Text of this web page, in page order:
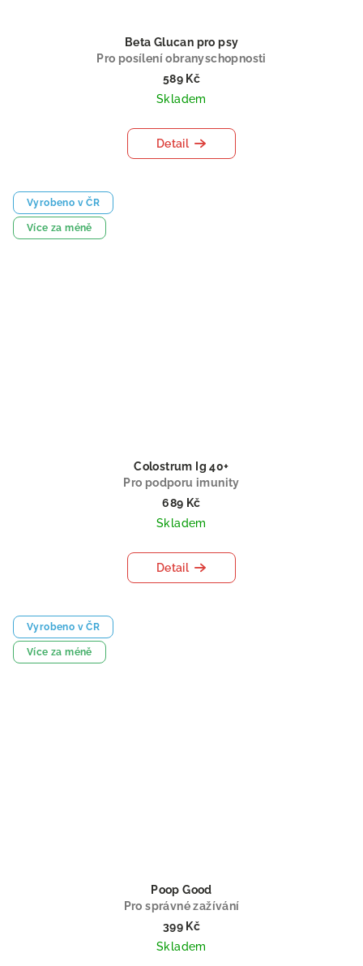
Beta Glucan pro psy
Pro posílení obranyschopnosti
589 Kč
Skladem
Detail
Vyrobeno v ČR
Více za méně
Colostrum Ig 40+
Pro podporu imunity
689 Kč
Skladem
Detail
Vyrobeno v ČR
Více za méně
Poop Good
Pro správné zažívání
399 Kč
Skladem